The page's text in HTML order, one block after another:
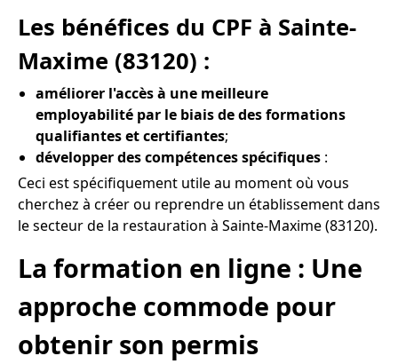
Les bénéfices du CPF à Sainte-
Maxime (83120) :
améliorer l'accès à une meilleure
employabilité par le biais de des formations
qualifiantes et certifiantes;
développer des compétences spécifiques :
Ceci est spécifiquement utile au moment où vous
cherchez à créer ou reprendre un établissement dans
le secteur de la restauration à Sainte-Maxime (83120).
La formation en ligne : Une
approche commode pour
obtenir son permis